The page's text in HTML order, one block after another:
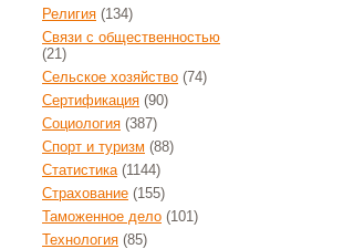
Религия (134)
Связи с общественностью
(21)
Сельское хозяйство (74)
Сертификация (90)
Социология (387)
Спорт и туризм (88)
Статистика(1144)
Страхование (155)
Таможенное дело (101)
Технология (85)